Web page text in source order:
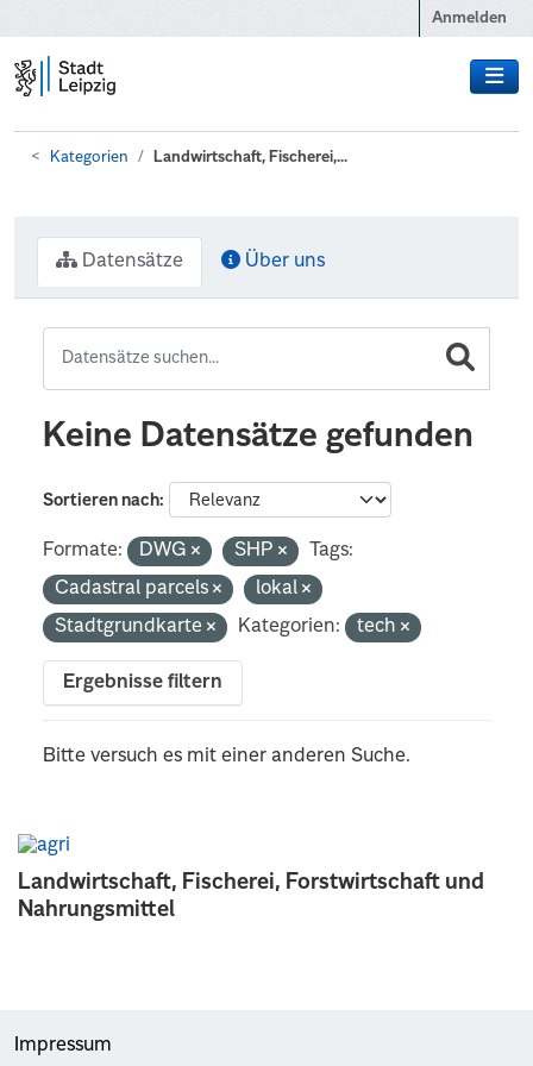
Anmelden
Kategorien Landwirtschaft, Fischerei,...
Landwirtschaft, Fischerei, Forstwirtschaft und
Nahrungsmittel
Datensätze Über uns
Keine Datensätze gefunden
Sortieren nach
Formate: DWG SHP
Tags:
Cadastral parcels
lokal
Stadtgrundkarte
Kategorien: tech
Ergebnisse filtern
Bitte versuch es mit einer anderen Suche.
Impressum